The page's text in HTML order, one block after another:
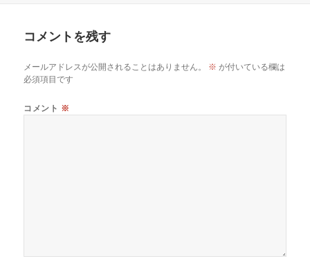
コメントを残す
メールアドレスが公開されることはありません。 ※ が付いている欄は
必須項目です
コメント ※